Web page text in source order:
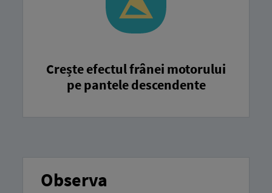
Crește efectul frânei motorului
pe pantele descendente
Observa